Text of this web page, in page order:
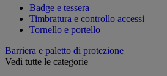
Badge e tessera
Timbratura e controllo accessi
Tornello e portello
Barriera e paletto di protezione
Vedi tutte le categorie